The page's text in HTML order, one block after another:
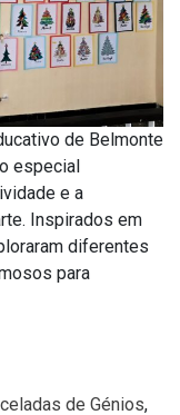
de Belmonte
especial
e a
Inspirados em
diferentes
para
de Génios,